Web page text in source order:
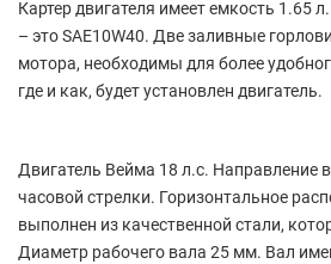
Картер двигателя имеет емкость 1.65
– это SAE10W40. Две заливные
мотора, необходимы для более
где и как, будет установлен двигатель.
Двигатель Вейма 18 л.с. Направление
часовой стрелки. Горизонтальное
выполнен из качественной стали,
Диаметр рабочего вала 25 мм. Вал